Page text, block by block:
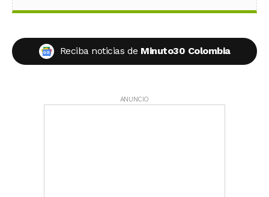
Reciba noticias de Minuto30 Colombia
ANUNCIO